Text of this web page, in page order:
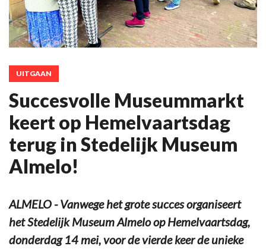
UITGAAN
Succesvolle Museummarkt
keert op Hemelvaartsdag
terug in Stedelijk Museum
Almelo!
ALMELO - Vanwege het grote succes organiseert
het Stedelijk Museum Almelo op Hemelvaartsdag,
donderdag 14 mei, voor de vierde keer de unieke